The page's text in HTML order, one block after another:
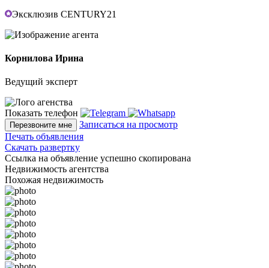
Эксклюзив CENTURY21
Корнилова Ирина
Ведущий эксперт
Показать телефон
Перезвоните мне
Записаться на просмотр
Печать объявления
Скачать развертку
Ссылка на объявление успешно скопирована
Недвижимость агентства
Похожая недвижимость